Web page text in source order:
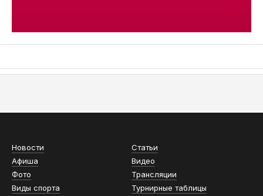
Новости
Статьи
Афиша
Видео
Фото
Трансляции
Виды спорта
Турнирные таблицы